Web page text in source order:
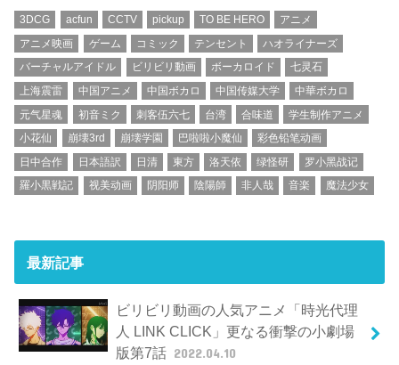
3DCG acfun CCTV pickup TO BE HERO
アニメ
アニメ映画
ゲーム コミック テンセント
ハオライナーズ
バーチャルアイドル
ビリビリ動画 ボーカロイド
七灵石
上海震雷
中国アニメ 中国ボカロ 中国传媒大学
中華ボカロ
元气星魂
初音ミク 刺客伍六七 台湾 合味道
学生制作アニメ
小花仙
崩壊3rd 崩壊学園 巴啦啦小魔仙
彩色铅笔动画
日中合作
日本語訳 日清 東方 洛天依 绿怪研
罗小黑战记
羅小黒戦記
视美动画 阴阳师 陰陽師 非人哉 音楽 魔法少女
最新記事
ビリビリ動画の人気アニメ「時光代理
人 LINK CLICK」更なる衝撃の小劇場
版第7話 2022.04.10